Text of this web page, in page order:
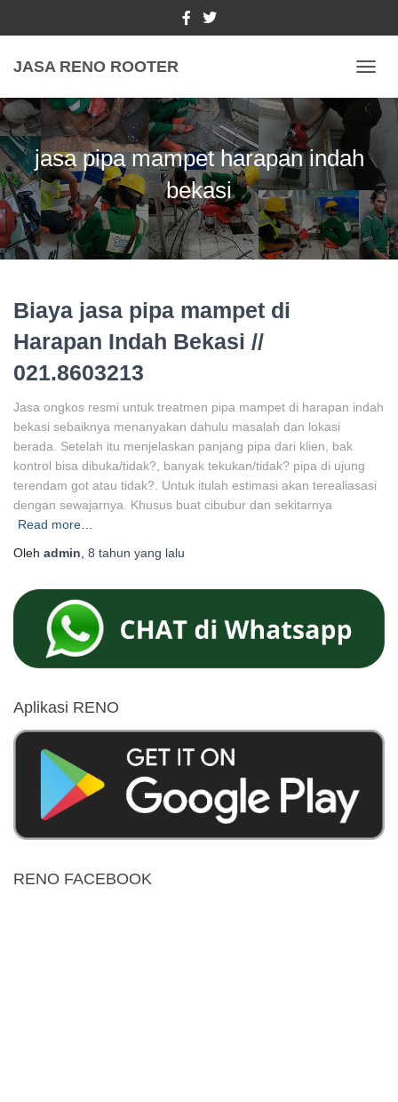
JASA RENO ROOTER
jasa pipa mampet harapan indah
bekasi
Biaya jasa pipa mampet di
Harapan Indah Bekasi //
021.8603213
Jasa ongkos resmi untuk treatmen pipa mampet di harapan indah
bekasi sebaiknya menanyakan dahulu masalah dan lokasi
berada. Setelah itu menjelaskan panjang pipa dari klien, bak
kontrol bisa dibuka/tidak?, banyak tekukan/tidak? pipa di ujung
terendam got atau tidak?. Untuk itulah estimasi akan terealiasasi
dengan sewajarnya. Khusus buat cibubur dan sekitarnya
Read more…
Oleh admin 8 tahun yang lalu
Aplikasi RENO
RENO FACEBOOK